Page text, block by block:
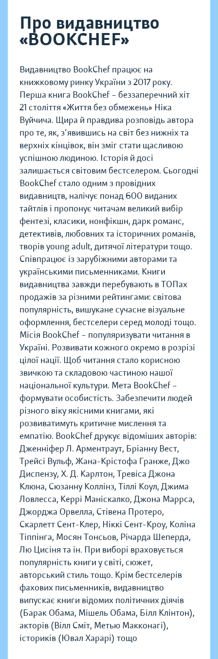
Про видавництво
«BOOKCHEF»
Видавництво BookChef працює на
книжковому ринку України з 2017 року.
Перша книга BookChef – беззаперечний хіт
21 століття «Життя без обмежень» Ніка
Вуйчича. Щира й правдива розповідь автора
про те, як, з'явившись на світ без нижніх та
верхніх кінцівок, він зміг стати щасливою
успішною людиною. Історія й досі
залишається світовим бестселером. Сьогодні
BookChef стало одним з провідних
видавництв, налічує понад 600 виданих
тайтлів і пропонує читачам великий вибір
фентезі, класики, нонфікшн, дарк романс,
детективів, любовних та історичних романів,
творів young adult, дитячої літератури тощо.
Співпрацює із зарубіжними авторами та
українськими письменниками. Книги
видавництва завжди перебувають в ТОПах
продажів за різними рейтингами: світова
популярність, вишукане сучасне візуальне
оформлення, бестселери серед молоді тощо.
Місія BookChef – популяризувати читання в
Україні. Розвивати кожного окремо в розрізі
цілої нації. Щоб читання стало корисною
звичкою та складовою частиною нашої
національної культури. Мета BookChef –
формувати особистість. Забезпечити людей
різного віку якісними книгами, які
розвиватимуть критичне мислення та
емпатію. BookChef друкує відоміших авторів:
Дженніфер Л. Арментраут, Бріанну Вест,
Трейсі Вульф, Жана-Крістофа Гранже, Джо
Диспензу, Х. Д. Карлтон, Тревіса Джона
Клюна, Сюзанну Коллінз, Тіллі Коул, Джима
Ловлесса, Керрі Маніскалко, Джона Маррса,
Джорджа Орвелла, Стівена Протеро,
Скарлетт Сент-Клер, Ніккі Сент-Кроу, Коліна
Тіппінга, Мосян Тонсьов, Річарда Шеперда,
Лю Цисіня та ін. При виборі враховується
популярність книги у світі, сюжет,
авторський стиль тощо. Крім бестселерів
фахових письменників, видавництво
випускає книги відомих політичних діячів
(Барак Обама, Мішель Обама, Білл Клінтон),
акторів (Вілл Сміт, Метью Макконагі),
істориків (Ювал Харарі) тощо